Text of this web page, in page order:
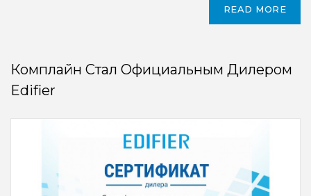
READ MORE
Комплайн Стал Официальным Дилером
Edifier